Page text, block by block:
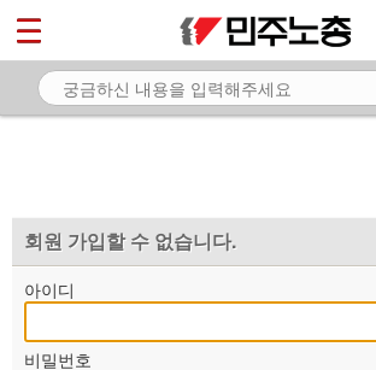
회원 가입할 수 없습니다.
아이디
비밀번호
마이페이지
소개
자료
부설기관